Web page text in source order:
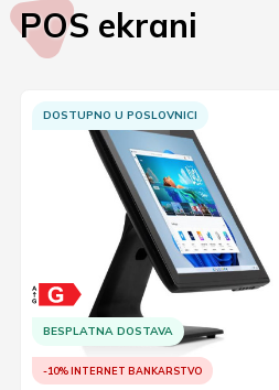
POS ekrani
DOSTUPNO U POSLOVNICI
BESPLATNA DOSTAVA
-10% INTERNET BANKARSTVO